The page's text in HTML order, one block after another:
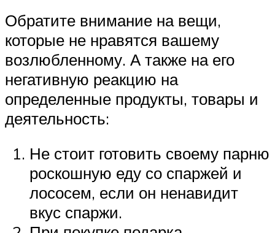
Обратите внимание на вещи,
которые не нравятся вашему
возлюбленному. А также на его
негативную реакцию на
определенные продукты, товары и
деятельность:
Не стоит готовить своему парню
роскошную еду со спаржей и
лососем, если он ненавидит
вкус спаржи.